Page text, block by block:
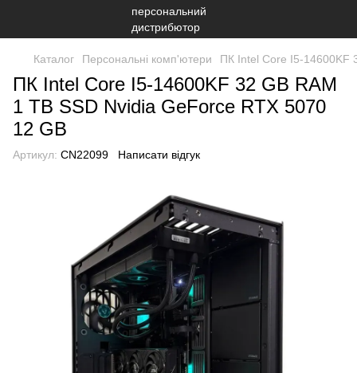
Каталог Персональні комп'ютери ПК Intel Core I5-14600KF
ПК Intel Core I5-14600KF 32 GB RAM
1 TB SSD Nvidia GeForce RTX 5070
12 GB
Артикул: CN22099 Написати відгук